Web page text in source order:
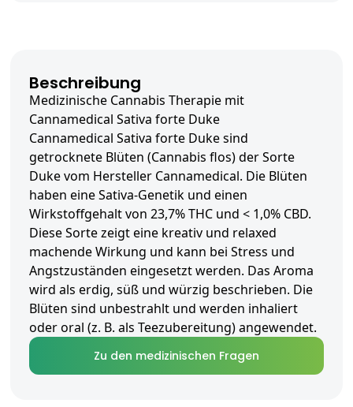
Beschreibung
Medizinische Cannabis Therapie mit
Cannamedical Sativa forte Duke
Cannamedical Sativa forte Duke sind
getrocknete Blüten (Cannabis flos) der Sorte
Duke vom Hersteller Cannamedical. Die Blüten
haben eine Sativa-Genetik und einen
Wirkstoffgehalt von 23,7% THC und < 1,0% CBD.
Diese Sorte zeigt eine kreativ und relaxed
machende Wirkung und kann bei Stress und
Angstzuständen eingesetzt werden. Das Aroma
wird als erdig, süß und würzig beschrieben. Die
Blüten sind unbestrahlt und werden inhaliert
oder oral (z. B. als Teezubereitung) angewendet.
Zu den medizinischen Fragen